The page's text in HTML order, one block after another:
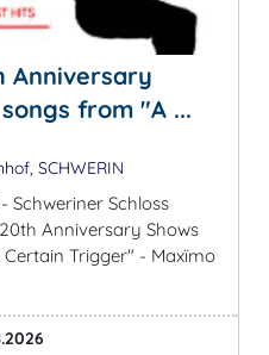
Anniversary
from "A ...
SCHWERIN
Schweriner Schloss
Anniversary Shows
Trigger" - Maxïmo